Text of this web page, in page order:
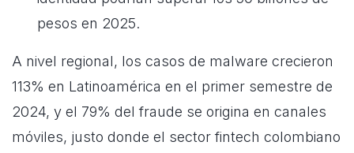
pesos en 2025.
A nivel regional, los casos de malware crecieron
113% en Latinoamérica en el primer semestre de
2024, y el 79% del fraude se origina en canales
móviles, justo donde el sector fintech colombiano